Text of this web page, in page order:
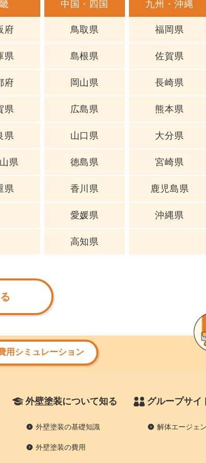
府
県
府
県
県
県
県
中国・四国
鳥取県
島根県
岡山県
広島県
山口県
徳島県
香川県
愛媛県
高知県
九州・沖縄
福岡県
佐賀県
長崎県
熊本県
大分県
宮崎県
鹿児島県
沖縄県
用シミュレーション
外壁塗装について知る
外壁塗装の基礎知識
外壁塗装の費用
グループサイ
解体エージェ